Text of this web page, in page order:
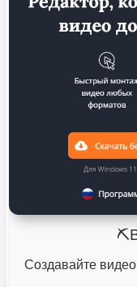
Создавайте